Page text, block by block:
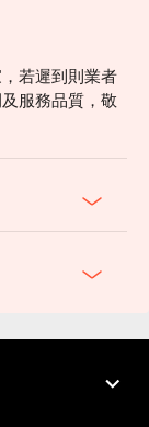
若遲到則業者
服務品質，敬